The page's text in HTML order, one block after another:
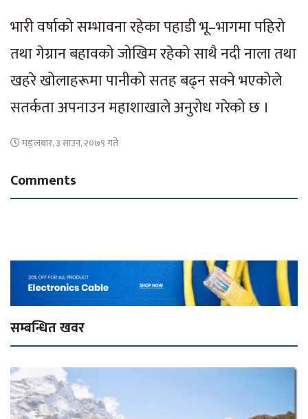
भारी वर्षाको सम्भावना रहेका पहाडी भू–भागमा पहिरो
तथा गेग्रान बहावको जोखिम रहेको साथै नदी नाला तथा
खहरे खोलाहरूमा पानीको सतह बढ्न सक्ने भएकोले
सतर्कता अपनाउन महाशाखाले अनुरोध गरेको छ ।
मङ्लबार, ३ साउन, २०७९ गते
Comments
सम्बन्धित खवर